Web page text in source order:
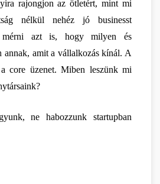
rajongjon az ötletért, mint mi
nélkül nehéz jó businesst
azt is, hogy milyen és
annak, amit a vállalkozás kínál. A
core üzenet. Miben leszünk mi
ne habozzunk startupban